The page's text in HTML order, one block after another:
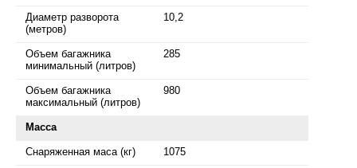
Диаметр разворота
(метров)
10,2
Объем багажника
минимальный (литров)
285
Объем багажника
максимальный (литров)
980
Масса
Снаряженная маса (кг) 1075